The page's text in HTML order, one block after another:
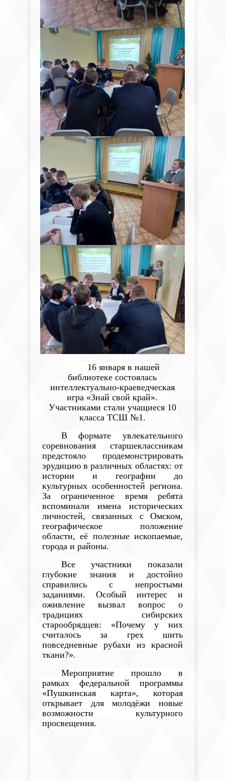
16 января в нашей
библиотеке состоялась
интеллектуально-краеведческая
игра «Знай свой край».
Участниками стали учащиеся 10
класса ТСШ №1.
В формате увлекательного
соревнования старшеклассникам
предстояло продемонстрировать
эрудицию в различных областях: от
истории и географии до
культурных особенностей региона.
За ограниченное время ребята
вспоминали имена исторических
личностей, связанных с Омском,
географическое положение
области, её полезные ископаемые,
города и районы.
Все участники показали
глубокие знания и достойно
справились с непростыми
заданиями. Особый интерес и
оживление вызвал вопрос о
традициях сибирских
старообрядцев: «Почему у них
считалось за грех шить
повседневные рубахи из красной
ткани?».
Мероприятие прошло в
рамках федеральной программы
«Пушкинская карта», которая
открывает для молодёжи новые
возможности культурного
просвещения.